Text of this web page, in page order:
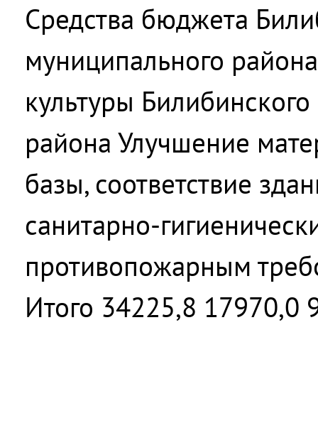
Средства бюджета
муниципального
культуры
района Улучшение
базы, соответствие
санитарно-
противопожарным
Итого 34225,8 17970,0